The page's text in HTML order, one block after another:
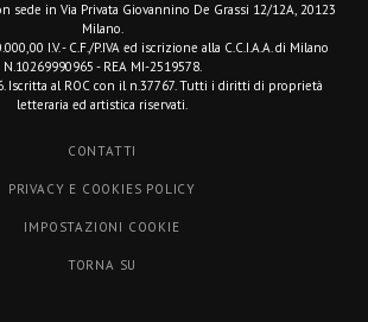
sede in Via Privata Giovannino De Grassi 12/12A, 20123
Milano.
I.V. - C.F./P.IVA ed iscrizione alla C.C.I.A.A. di Milano
N.10269990965 - REA MI-2519578.
Iscritta al ROC con il n.37767. Tutti i diritti di proprietà
letteraria ed artistica riservati.
CONTATTI
PRIVACY E COOKIES POLICY
IMPOSTAZIONI COOKIE
TORNA SU